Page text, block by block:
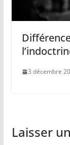
3 décembre
Laisser